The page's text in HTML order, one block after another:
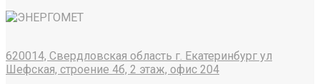
620014, Свердловская область г. Екатеринбург ул
Шефская, строение 4б, 2 этаж, офис 204